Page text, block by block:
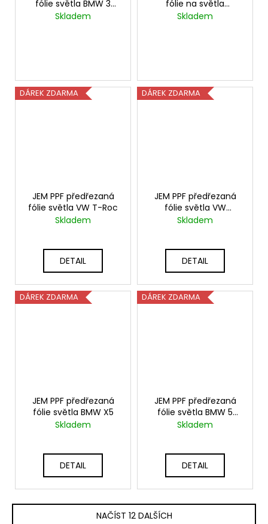
fólie světla BMW 3
Series
Skladem
fólie na světla
Volkswagen Golf VII
Skladem
DÁREK ZDARMA
JEM PPF předřezaná
fólie světla VW T-Roc
Skladem
DETAIL
DÁREK ZDARMA
JEM PPF předřezaná
fólie světla VW
Touareg
Skladem
DETAIL
DÁREK ZDARMA
JEM PPF předřezaná
fólie světla BMW X5
Skladem
DETAIL
DÁREK ZDARMA
JEM PPF předřezaná
fólie světla BMW 5
series
Skladem
DETAIL
NAČÍST 12 DALŠÍCH